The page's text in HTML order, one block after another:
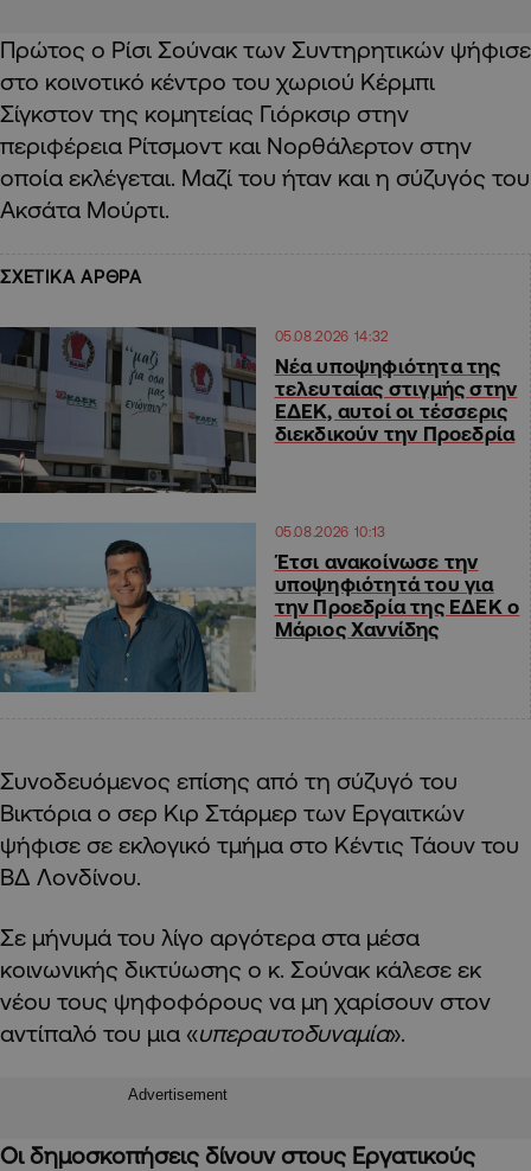
Πρώτος ο Ρίσι Σούνακ των Συντηρητικών ψήφισε
στο κοινοτικό κέντρο του χωριού Κέρμπι
Σίγκστον της κομητείας Γιόρκσιρ στην
περιφέρεια Ρίτσμοντ και Νορθάλερτον στην
οποία εκλέγεται. Μαζί του ήταν και η σύζυγός του
Ακσάτα Μούρτι.
ΣΧΕΤΙΚΑ ΑΡΘΡΑ
05.08.2026 14:32
Νέα υποψηφιότητα της
τελευταίας στιγμής στην
ΕΔΕΚ, αυτοί οι τέσσερις
διεκδικούν την Προεδρία
05.08.2026 10:13
Έτσι ανακοίνωσε την
υποψηφιότητά του για
την Προεδρία της ΕΔΕΚ ο
Μάριος Χαννίδης
Συνοδευόμενος επίσης από τη σύζυγό του
Βικτόρια ο σερ Κιρ Στάρμερ των Εργαιτκών
ψήφισε σε εκλογικό τμήμα στο Κέντις Τάουν του
ΒΔ Λονδίνου.
Σε μήνυμά του λίγο αργότερα στα μέσα
κοινωνικής δικτύωσης ο κ. Σούνακ κάλεσε εκ
νέου τους ψηφοφόρους να μη χαρίσουν στον
αντίπαλό του μια «υπεραυτοδυναμία».
Advertisement
Οι δημοσκοπήσεις δίνουν στους Εργατικούς